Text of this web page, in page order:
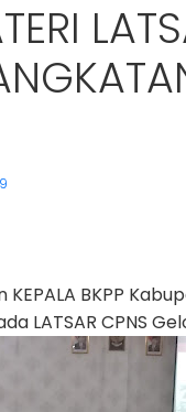
KEPALA BKPP
LATSAR CPNS